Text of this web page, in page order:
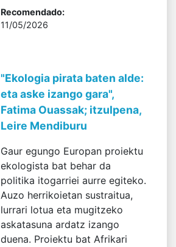
Recomendado:
11/05/2026
"Ekologia pirata baten alde:
eta aske izango gara",
Fatima Ouassak; itzulpena,
Leire Mendiburu
Gaur egungo Europan proiektu
ekologista bat behar da
politika itogarriei aurre egiteko.
Auzo herrikoietan sustraitua,
lurrari lotua eta mugitzeko
askatasuna ardatz izango
duena. Proiektu bat Afrikari